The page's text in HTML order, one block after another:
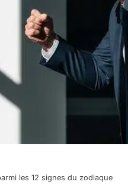
les 12 signes du zodiaque